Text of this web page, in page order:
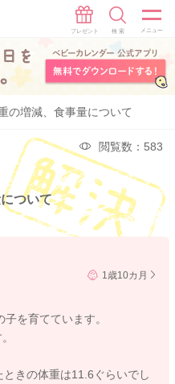
の増減、食事量について
閲覧数：583
ついて
1歳10カ月
を育てています。
きの体重は11.6ぐらいでし